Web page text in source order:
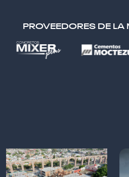
PROVEEDORES DE LA